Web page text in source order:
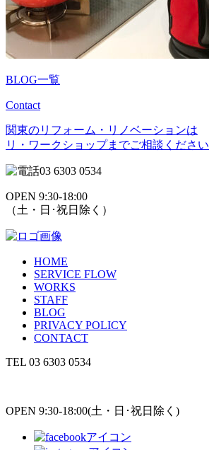
BLOG一覧
Contact
関東のリフォーム・リノベーションは
リ・ワークショップまでご相談ください
03 6303 0534
OPEN 9:30-18:00
（土・日･祝日除く）
HOME
SERVICE FLOW
WORKS
STAFF
BLOG
PRIVACY POLICY
CONTACT
TEL 03 6303 0534
OPEN 9:30-18:00(土・日･祝日除く)